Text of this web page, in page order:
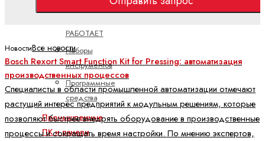
РАБОТАЕТ
Наборы
инструментов
Программные
средства
Промышленные
ПК и панели
НовостиВсе новости
Bosch Rexort Smart Function Kit for Pressing: автоматизация
производственных процессов
Специалисты в области промышленной автоматизации отмечают
растущий интерес предприятий к модульным решениям, которые
позволяют быстрее внедрять оборудование в производственные
процессы и сокращать время настройки. По мнению экспертов,